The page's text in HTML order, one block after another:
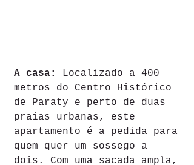
A casa: Localizado a 400
metros do Centro Histórico
de Paraty e perto de duas
praias urbanas, este
apartamento é a pedida para
quem quer um sossego a
dois. Com uma sacada ampla,